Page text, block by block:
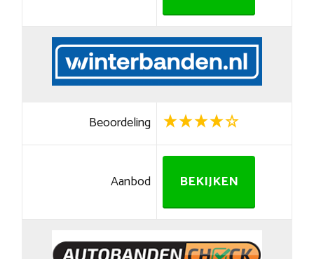
Beoordeling
Aanbod BEKIJKEN